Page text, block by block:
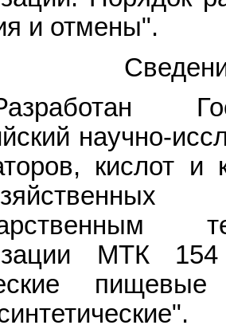
и отмены".
научно-
кислот и
МТК